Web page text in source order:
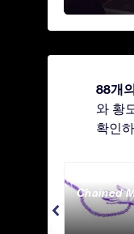
88개
와 황
확인
Chained